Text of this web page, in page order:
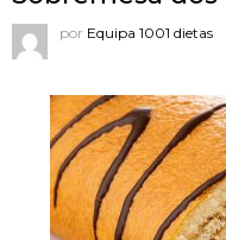
por Equipa 1001 dietas